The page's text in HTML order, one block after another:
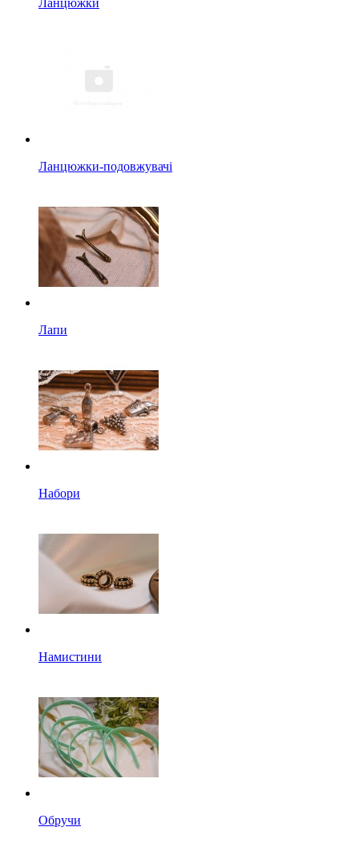
Ланцюжки
Ланцюжки-подовжувачі
Лапи
Набори
Намистини
Обручи